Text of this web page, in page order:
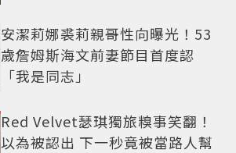
安潔莉娜裘莉親哥性向曝光！53
歲詹姆斯海文前妻節目首度認
「我是同志」
Red Velvet瑟琪獨旅糗事笑翻！
以為被認出 下一秒竟被當路人幫